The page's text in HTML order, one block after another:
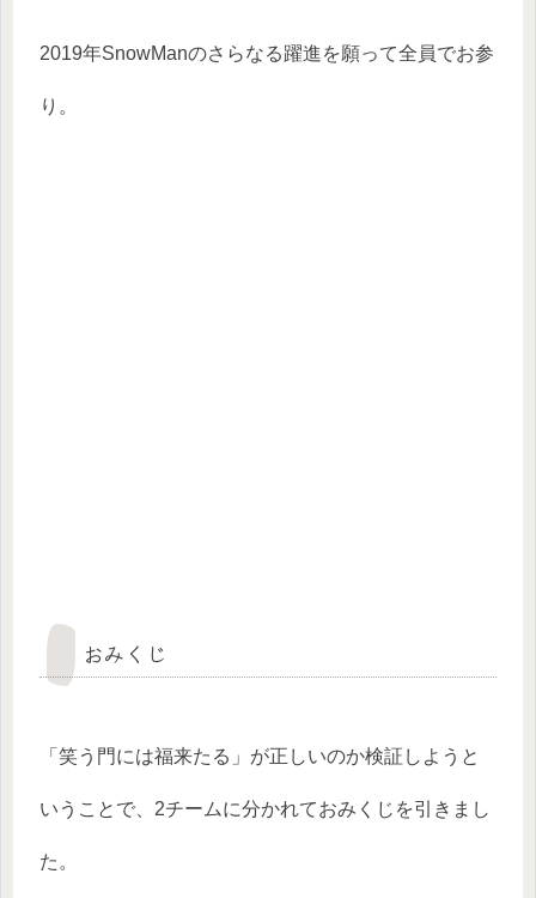
2019年SnowManのさらなる躍進を願って全員でお参
り。
おみくじ
「笑う門には福来たる」が正しいのか検証しようと
いうことで、2チームに分かれておみくじを引きまし
た。